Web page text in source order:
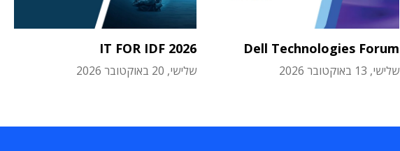
Dell Technologies Forum
שלישי, 13 באוקטובר 2026
IT FOR IDF 2026
שלישי, 20 באוקטובר 2026